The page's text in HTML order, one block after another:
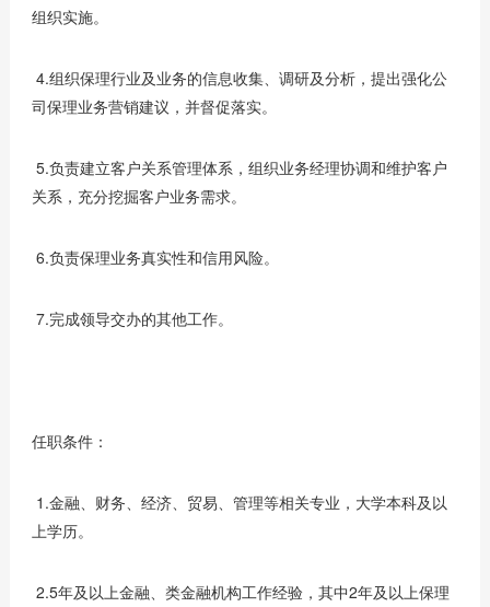
组织实施。
4.组织保理行业及业务的信息收集、调研及分析，提出强化公
司保理业务营销建议，并督促落实。
5.负责建立客户关系管理体系，组织业务经理协调和维护客户
关系，充分挖掘客户业务需求。
6.负责保理业务真实性和信用风险。
7.完成领导交办的其他工作。
任职条件：
1.金融、财务、经济、贸易、管理等相关专业，大学本科及以
上学历。
2.5年及以上金融、类金融机构工作经验，其中2年及以上保理